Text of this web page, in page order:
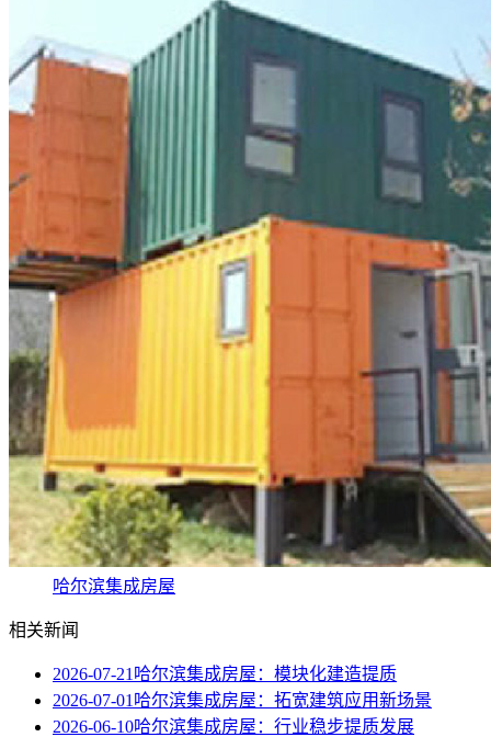
哈尔滨集成房屋
相关新闻
2026-07-21 哈尔滨集成房屋：模块化建造提质
2026-07-01 哈尔滨集成房屋：拓宽建筑应用新场景
2026-06-10哈尔滨集成房屋：行业稳步提质发展